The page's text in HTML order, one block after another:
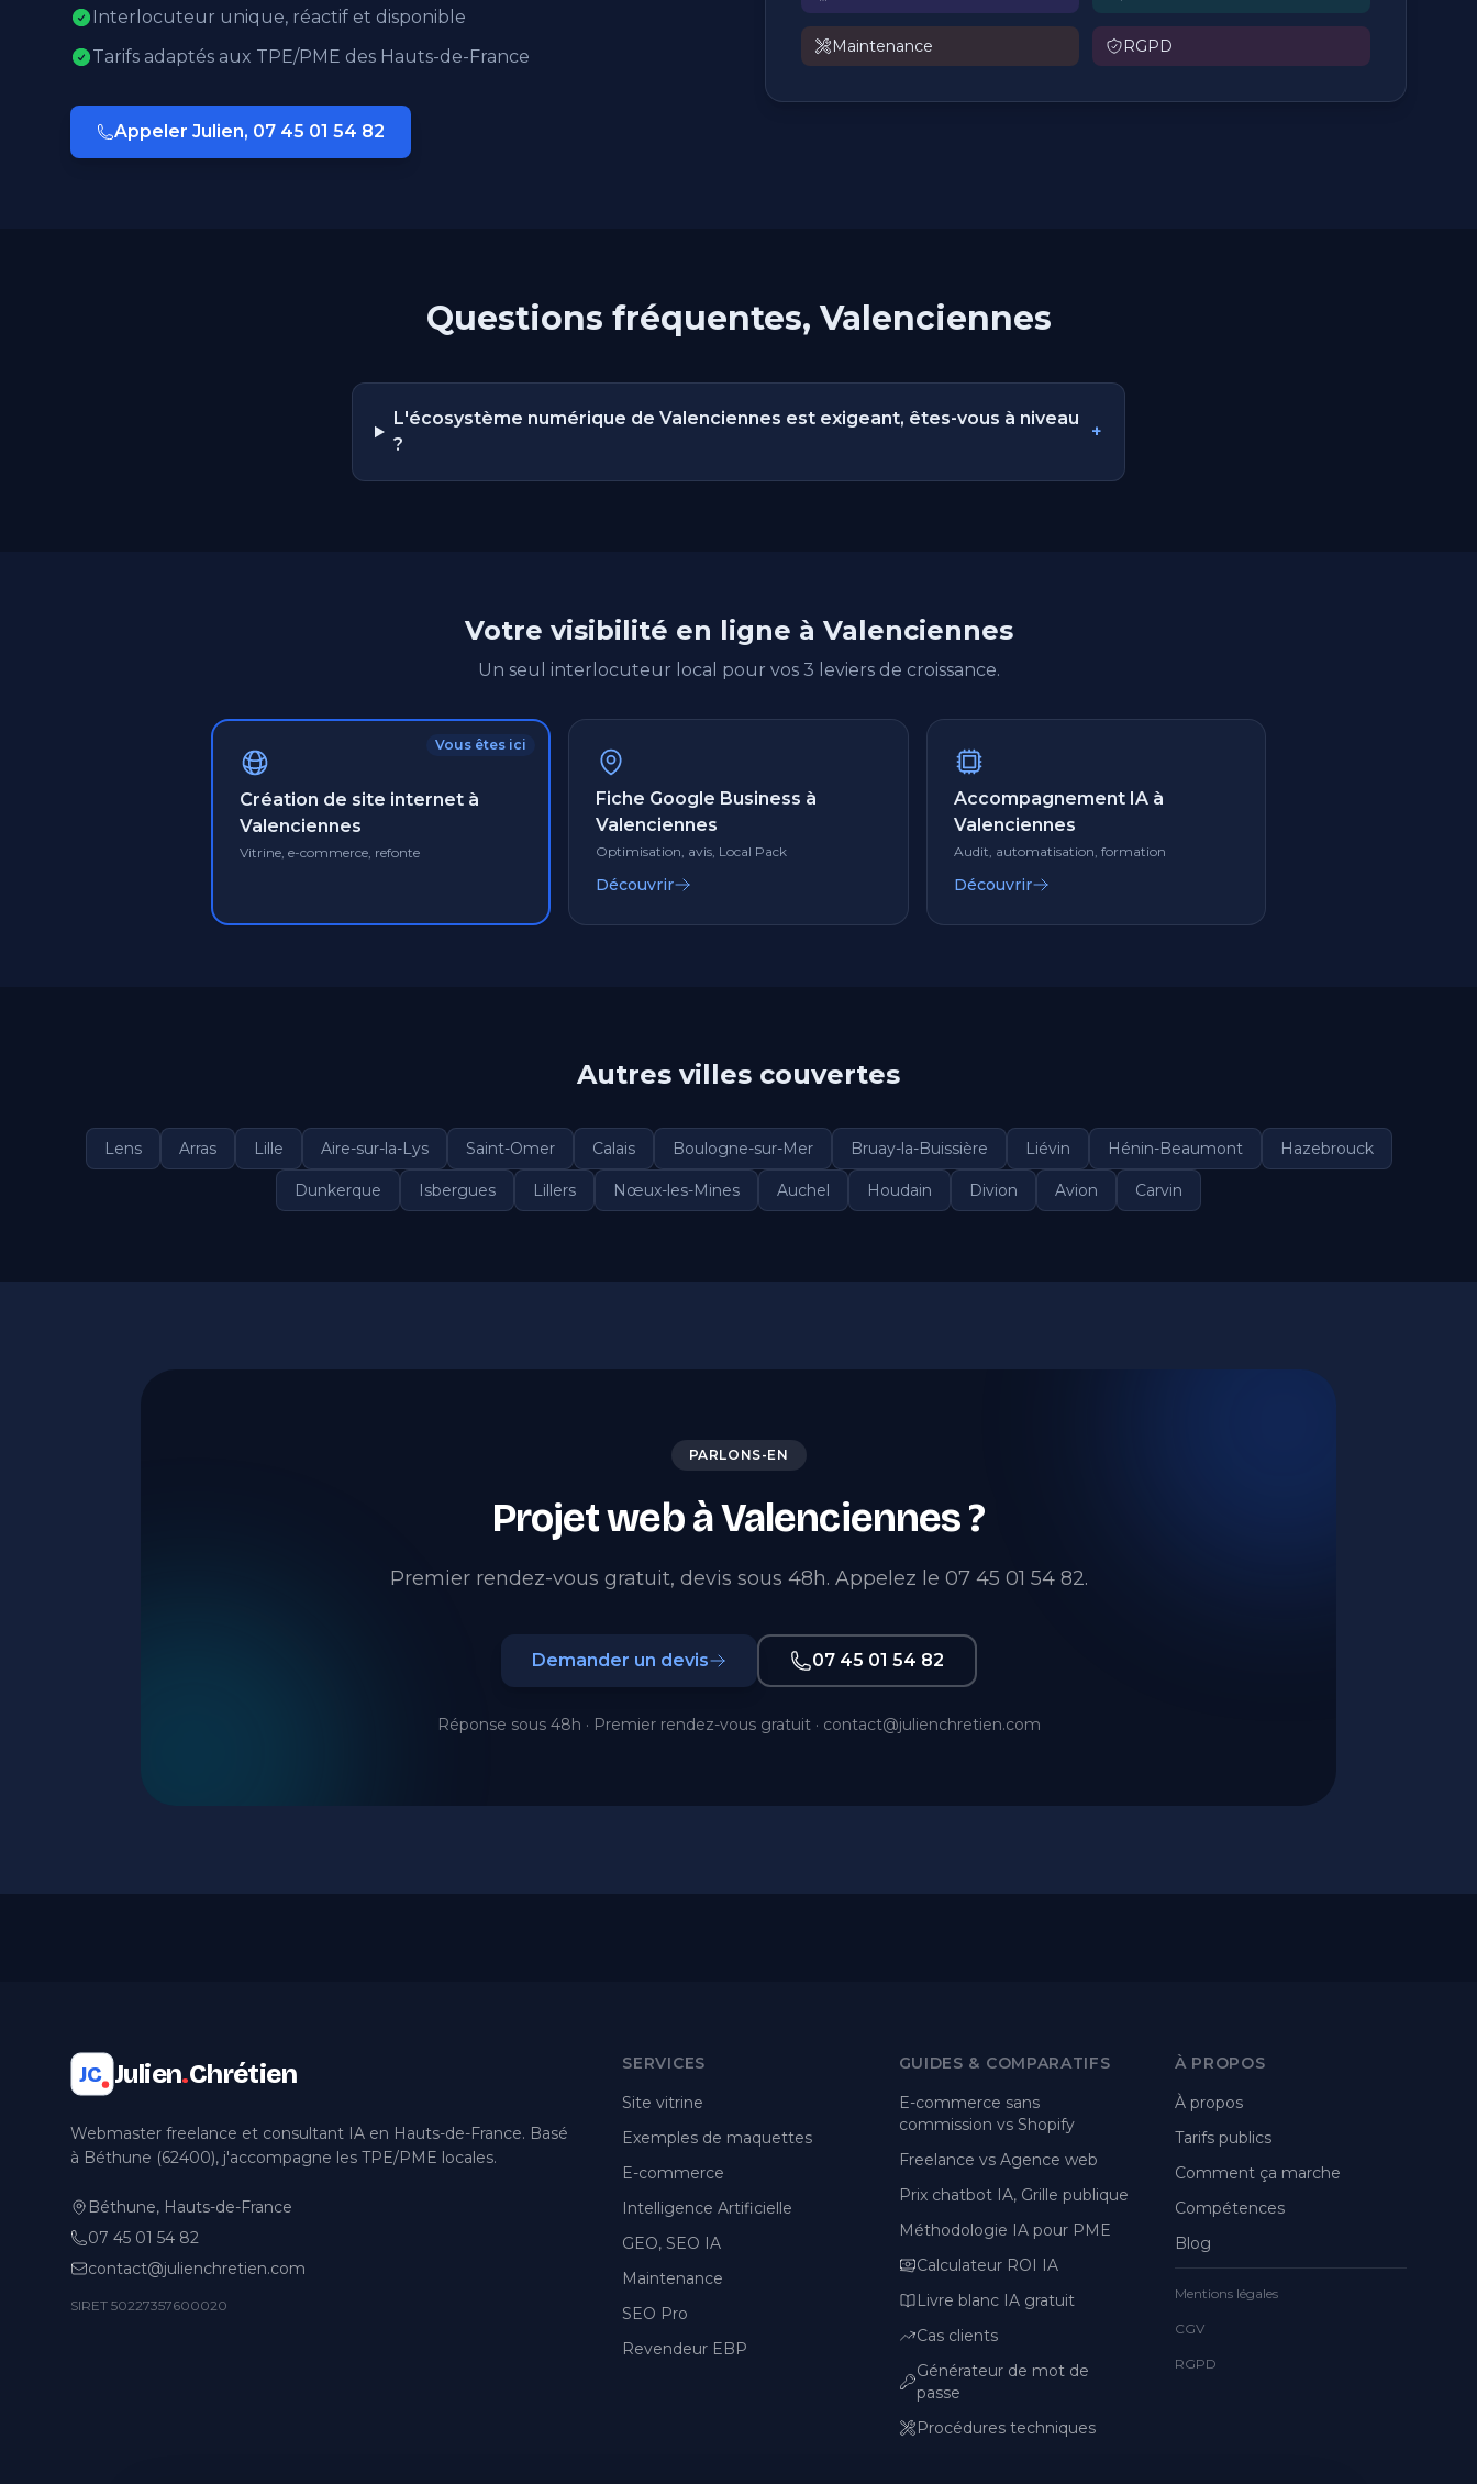
Interlocuteur unique, réactif et disponible
Tarifs adaptés aux TPE/PME des Hauts-de-France
Appeler Julien, 07 45 01 54 82
Maintenance RGPD
Questions fréquentes, Valenciennes
L'écosystème numérique de Valenciennes est exigeant, êtes-vous à niveau
?
+
Votre visibilité en ligne à Valenciennes
Un seul interlocuteur local pour vos 3 leviers de croissance.
Vous êtes ici
Création de site internet à
Valenciennes
Vitrine, e-commerce, refonte
Fiche Google Business à
Valenciennes
Optimisation, avis, Local Pack
Découvrir
Accompagnement IA à
Valenciennes
Audit, automatisation, formation
Découvrir
Autres villes couvertes
Lens Arras Lille Aire-sur-la-Lys Saint-Omer Calais Boulogne-sur-Mer Bruay-la-Buissière Liévin Hénin-Beaumont Hazebrouck
Dunkerque Isbergues Lillers Nœux-les-Mines Auchel Houdain Divion Avion Carvin
PARLONS-EN
Projet web à Valenciennes ?
Premier rendez-vous gratuit, devis sous 48h. Appelez le 07 45 01 54 82.
Demander un devis 07 45 01 54 82
Réponse sous 48h · Premier rendez-vous gratuit · contact@julienchretien.com
JC Julien.Chrétien
Webmaster freelance et consultant IA en Hauts-de-France. Basé
à Béthune (62400), j'accompagne les TPE/PME locales.
Béthune, Hauts-de-France
07 45 01 54 82
contact@julienchretien.com
SIRET 50227357600020
SERVICES
Site vitrine
Exemples de maquettes
E-commerce
Intelligence Artificielle
GEO, SEO IA
Maintenance
SEO Pro
Revendeur EBP
GUIDES & COMPARATIFS
E-commerce sans
commission vs Shopify
Freelance vs Agence web
Prix chatbot IA, Grille publique
Méthodologie IA pour PME
Calculateur ROI IA
Livre blanc IA gratuit
Cas clients
Générateur de mot de
passe
Procédures techniques
À PROPOS
À propos
Tarifs publics
Comment ça marche
Compétences
Blog
Mentions légales
CGV
RGPD